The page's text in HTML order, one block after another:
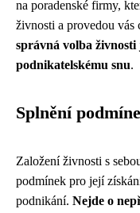
na poradenské firmy,
živnosti a provedou vás
správná volba
podnikatelskému snu.
Splnění
Založení živnosti s
podmínek pro její
podnikání. Nejde o